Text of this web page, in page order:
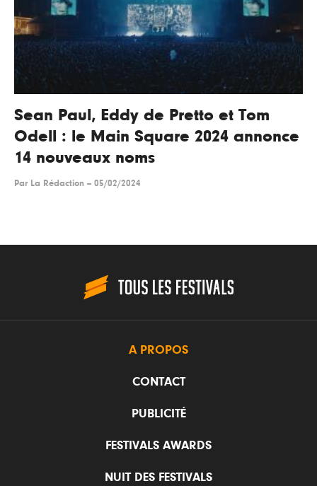
Sean Paul, Eddy de Pretto et Tom
Odell : le Main Square 2024 annonce
14 nouveaux noms
Par La Rédaction -- 05/02/2024
A PROPOS
CONTACT
PUBLICITÉ
FESTIVALS AWARDS
NUIT DES FESTIVALS